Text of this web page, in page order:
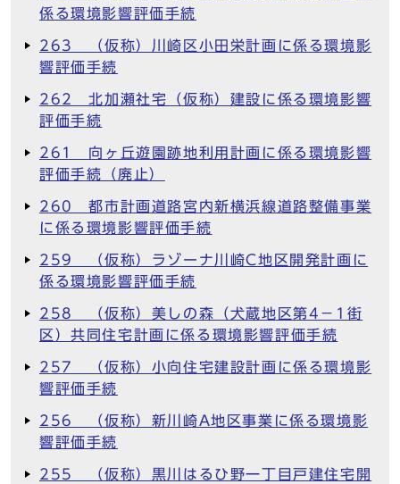
係る環境影響評価手続
263 （仮称）川崎区小田栄計画に係る環境影
響評価手続
262 北加瀬社宅（仮称）建設に係る環境影響
評価手続
261 向ヶ丘遊園跡地利用計画に係る環境影響
評価手続（廃止）
260 都市計画道路宮内新横浜線道路整備事業
に係る環境影響評価手続
259 （仮称）ラゾーナ川崎C地区開発計画に
係る環境影響評価手続
258 （仮称）美しの森（犬蔵地区第4－1街
区）共同住宅計画に係る環境影響評価手続
257 （仮称）小向住宅建設計画に係る環境影
響評価手続
256 （仮称）新川崎A地区事業に係る環境影
響評価手続
255 （仮称）黒川はるひ野一丁目戸建住宅開